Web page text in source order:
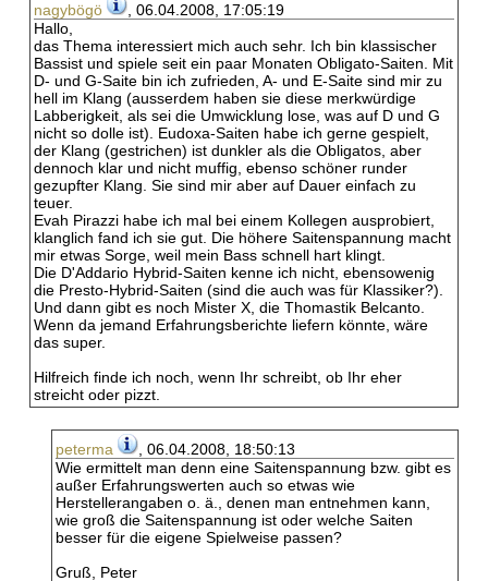
nagybögö
, 06.04.2008, 17:05:19
Hallo,
das Thema interessiert mich auch sehr. Ich bin klassischer
Bassist und spiele seit ein paar Monaten Obligato-Saiten. Mit
D- und G-Saite bin ich zufrieden, A- und E-Saite sind mir zu
hell im Klang (ausserdem haben sie diese merkwürdige
Labberigkeit, als sei die Umwicklung lose, was auf D und G
nicht so dolle ist). Eudoxa-Saiten habe ich gerne gespielt,
der Klang (gestrichen) ist dunkler als die Obligatos, aber
dennoch klar und nicht muffig, ebenso schöner runder
gezupfter Klang. Sie sind mir aber auf Dauer einfach zu
teuer.
Evah Pirazzi habe ich mal bei einem Kollegen ausprobiert,
klanglich fand ich sie gut. Die höhere Saitenspannung macht
mir etwas Sorge, weil mein Bass schnell hart klingt.
Die D'Addario Hybrid-Saiten kenne ich nicht, ebensowenig
die Presto-Hybrid-Saiten (sind die auch was für Klassiker?).
Und dann gibt es noch Mister X, die Thomastik Belcanto.
Wenn da jemand Erfahrungsberichte liefern könnte, wäre
das super.
Hilfreich finde ich noch, wenn Ihr schreibt, ob Ihr eher
streicht oder pizzt.
peterma
, 06.04.2008, 18:50:13
Wie ermittelt man denn eine Saitenspannung bzw. gibt es
außer Erfahrungswerten auch so etwas wie
Herstellerangaben o. ä., denen man entnehmen kann,
wie groß die Saitenspannung ist oder welche Saiten
besser für die eigene Spielweise passen?
Gruß, Peter